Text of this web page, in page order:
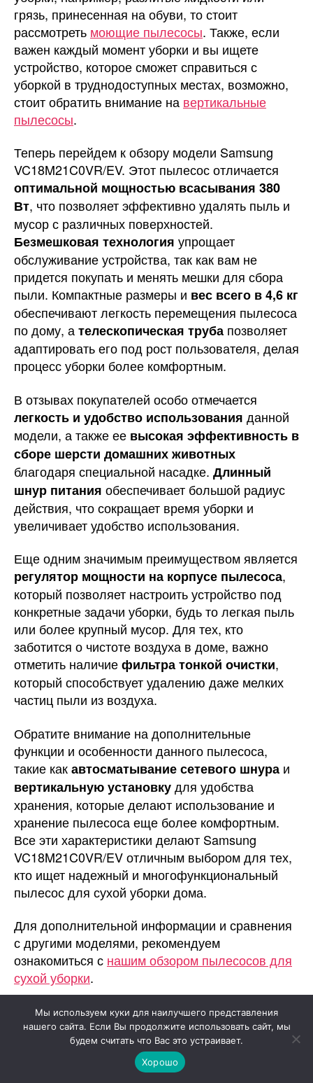
грязь, принесенная на обуви, то стоит
рассмотреть моющие пылесосы. Также, если
важен каждый момент уборки и вы ищете
устройство, которое сможет справиться с
уборкой в труднодоступных местах, возможно,
стоит обратить внимание на вертикальные
пылесосы.
Теперь перейдем к обзору модели Samsung
VC18M21C0VR/EV. Этот пылесос отличается
оптимальной мощностью всасывания 380
Вт, что позволяет эффективно удалять пыль и
мусор с различных поверхностей.
Безмешковая технология упрощает
обслуживание устройства, так как вам не
придется покупать и менять мешки для сбора
пыли. Компактные размеры и вес всего в 4,6 кг
обеспечивают легкость перемещения пылесоса
по дому, ателескопическая труба позволяет
адаптировать его под рост пользователя, делая
процесс уборки более комфортным.
В отзывах покупателей особо отмечается
легкость и удобство использования данной
модели, а также ее высокая эффективность в
сборе шерсти домашних животных
благодаря специальной насадке. Длинный
шнур питания обеспечивает большой радиус
действия, что сокращает время уборки и
увеличивает удобство использования.
Еще одним значимым преимуществом является
регулятор мощности на корпусе пылесоса,
который позволяет настроить устройство под
конкретные задачи уборки, будь то легкая пыль
или более крупный мусор. Для тех, кто
заботится о чистоте воздуха в доме, важно
отметить наличиефильтра тонкой очистки,
который способствует удалению даже мелких
частиц пыли из воздуха.
Обратите внимание на дополнительные
функции и особенности данного пылесоса,
такие какавтосматывание сетевого шнура и
вертикальную установкудля удобства
хранения, которые делают использование и
хранение пылесоса еще более комфортным.
Все эти характеристики делают Samsung
VC18M21C0VR/EV отличным выбором для тех,
кто ищет надежный и многофункциональный
пылесос для сухой уборки дома.
Для дополнительной информации и сравнения
с другими моделями, рекомендуем
ознакомиться с нашим обзором пылесосов для
сухой уборки.
Технические характеристики Samsung
VC18M21C0VR/EV
Потребляемая мощность
Мы используем куки для наилучшего представления
нашего сайта. Если Вы продолжите использовать сайт, мы
будем считать что Вас это устраивает.
Хорошо